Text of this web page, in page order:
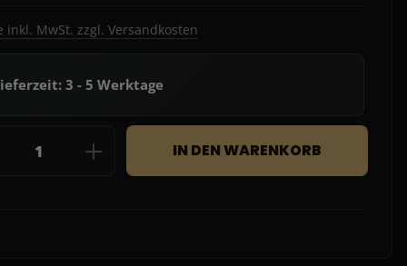
inkl. MwSt. zzgl. Versandkosten
3 - 5 Werktage
Anzahl: Gib den gewünschten
IN DEN WARENKORB